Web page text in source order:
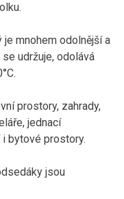
je mnohem odolnější a
udržuje, odolává
prostory, zahrady,
jednací
bytové prostory.
jsou